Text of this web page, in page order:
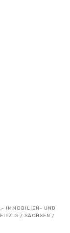
IMMOBILIEN- UND
/ SACHSEN /